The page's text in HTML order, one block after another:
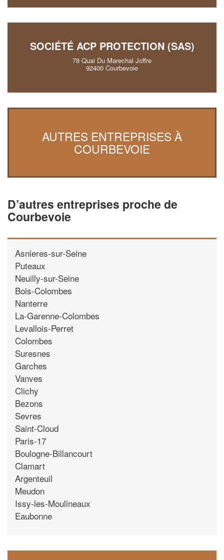
SOCIÉTÉ ACP PROTECTION (SAS)
78 Quai Du Marechal Joffre
92400 Courbevoie
AUTRES ENTREPRISES À
COURBEVOIE
D’autres entreprises proche de
Courbevoie
Asnieres-sur-Seine
Puteaux
Neuilly-sur-Seine
Bois-Colombes
Nanterre
La-Garenne-Colombes
Levallois-Perret
Colombes
Suresnes
Garches
Vanves
Clichy
Bezons
Sevres
Saint-Cloud
Paris-17
Boulogne-Billancourt
Clamart
Argenteuil
Meudon
Issy-les-Moulineaux
Eaubonne